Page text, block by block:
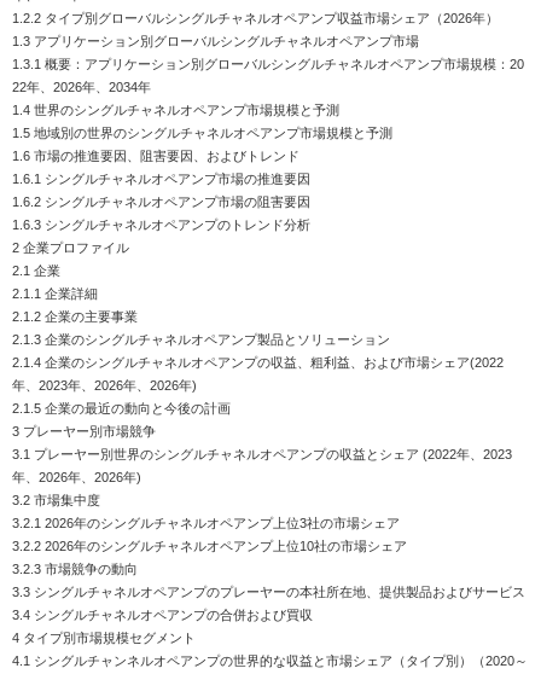
1.2.2 タイプ別グローバルシングルチャネルオペアンプ収益市場シェア（2026年）
1.3 アプリケーション別グローバルシングルチャネルオペアンプ市場
1.3.1 概要：アプリケーション別グローバルシングルチャネルオペアンプ市場規模：20
22年、2026年、2034年
1.4 世界のシングルチャネルオペアンプ市場規模と予測
1.5 地域別の世界のシングルチャネルオペアンプ市場規模と予測
1.6 市場の推進要因、阻害要因、およびトレンド
1.6.1 シングルチャネルオペアンプ市場の推進要因
1.6.2 シングルチャネルオペアンプ市場の阻害要因
1.6.3 シングルチャネルオペアンプのトレンド分析
2 企業プロファイル
2.1 企業
2.1.1 企業詳細
2.1.2 企業の主要事業
2.1.3 企業のシングルチャネルオペアンプ製品とソリューション
2.1.4 企業のシングルチャネルオペアンプの収益、粗利益、および市場シェア(2022
年、2023年、2026年、2026年)
2.1.5 企業の最近の動向と今後の計画
3 プレーヤー別市場競争
3.1 プレーヤー別世界のシングルチャネルオペアンプの収益とシェア (2022年、2023
年、2026年、2026年)
3.2 市場集中度
3.2.1 2026年のシングルチャネルオペアンプ上位3社の市場シェア
3.2.2 2026年のシングルチャネルオペアンプ上位10社の市場シェア
3.2.3 市場競争の動向
3.3 シングルチャネルオペアンプのプレーヤーの本社所在地、提供製品およびサービス
3.4 シングルチャネルオペアンプの合併および買収
4 タイプ別市場規模セグメント
4.1 シングルチャンネルオペアンプの世界的な収益と市場シェア（タイプ別）（2020～